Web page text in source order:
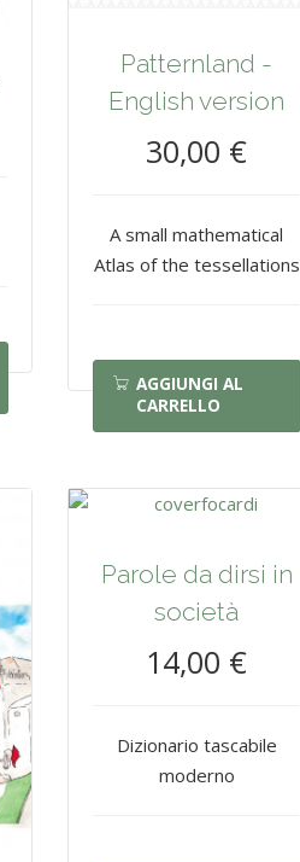
Patternland -
English version
30,00 €
A small mathematical
Atlas of the tessellations
AGGIUNGI AL
CARRELLO
Parole da dirsi in
società
14,00 €
Dizionario tascabile
moderno